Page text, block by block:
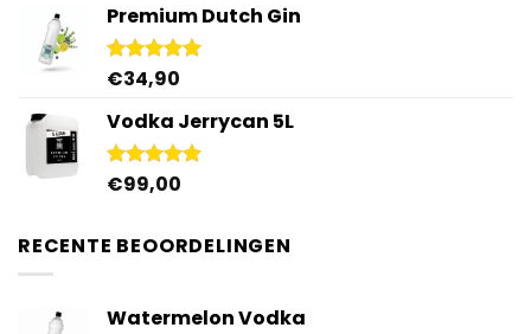
Premium Dutch Gin
Gewaardeerd
uit 5
€34,90
Vodka Jerrycan 5L
Gewaardeerd
uit 5
€99,00
RECENTE BEOORDELINGEN
Watermelon Vodka